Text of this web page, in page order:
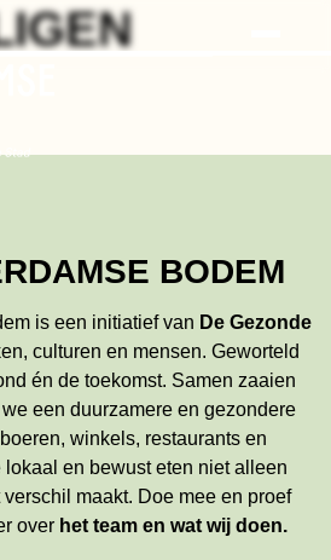
BODEM
is een initiatief van De Gezonde
culturen en mensen. Geworteld
én de toekomst. Samen zaaien
een duurzamere en gezondere
winkels, restaurants en
lokaal en bewust eten niet alleen
verschil maakt. Doe mee en proef
over het team en wat wij doen.